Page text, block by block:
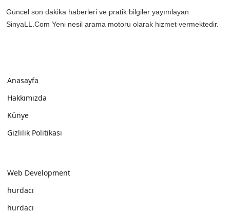
Güncel son dakika haberleri ve pratik bilgiler yayımlayan
SinyaLL.Com Yeni nesil arama motoru olarak hizmet vermektedir.
Anasayfa
Hakkımızda
Künye
Gizlilik Politikası
Web Development
hurdacı
hurdacı